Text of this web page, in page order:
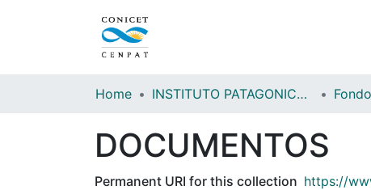
Home INSTITUTO PATAGONICO DE CIENCIAS SOCIALES Y HUMANAS (IPCSH)
DOCUMENTOS
Permanent URI for this collection https://